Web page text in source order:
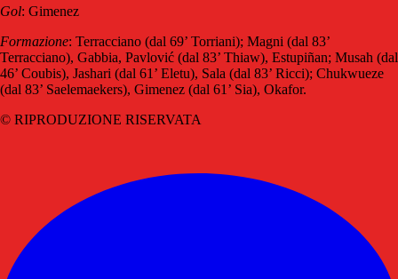
Gol: Gimenez
Formazione: Terracciano (dal 69’ Torriani); Magni (dal 83’
Terracciano), Gabbia, Pavlović (dal 83’ Thiaw), Estupiñan; Musah (dal
46’ Coubis), Jashari (dal 61’ Eletu), Sala (dal 83’ Ricci); Chukwueze
(dal 83’ Saelemaekers), Gimenez (dal 61’ Sia), Okafor.
© RIPRODUZIONE RISERVATA